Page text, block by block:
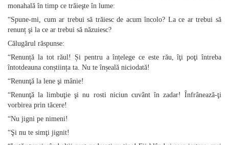
monahală în timp ce trăieşte în lume:
“Spune‑mi, cum ar trebui să trăiesc de acum încolo? La ce ar trebui să
renunț şi la ce ar trebui să năzuiesc?
Călugărul răspunse:
“Renunță la tot răul! Și pentru a înțelege ce este rău, îţi poţi întreba
întotdeauna conștiința ta. Nu te înșeală niciodată!
“Renunţă la lene şi mânie!
“Renunţă la limbuţie şi nu rosti niciun cuvânt în zadar! Înfrânează‑ţi
vorbirea prin tăcere!
“Nu jigni pe nimeni!
“Şi nu te simţi jignit!